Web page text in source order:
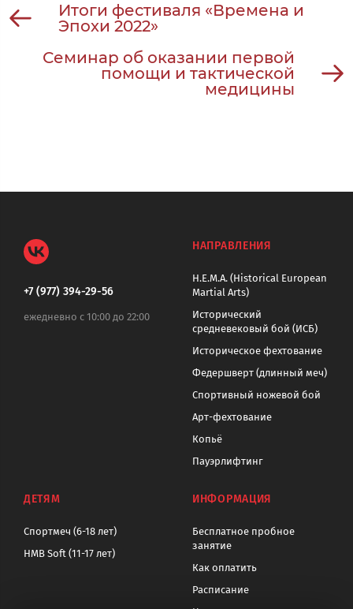
Итоги фестиваля «Времена и
Эпохи 2022»
Семинар об оказании первой
помощи и тактической
медицины
+7 (977) 394-29-56
ежедневно с 10:00 до 22:00
НАПРАВЛЕНИЯ
H.E.M.A. (Historical European
Martial Arts)
Исторический
средневековый бой (ИСБ)
Историческое фехтование
Федершверт (длинный меч)
Спортивный ножевой бой
Арт-фехтование
Копьё
Пауэрлифтинг
ДЕТЯМ
Спортмеч (6-18 лет)
HMB Soft (11-17 лет)
ИНФОРМАЦИЯ
Бесплатное пробное
занятие
Как оплатить
Расписание